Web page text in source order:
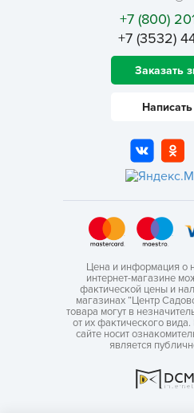
+7 (800)
+7 (3532)
Заказать
Цена и информация о
интернет-магазине
фактической цены и
магазинах “Центр
товара могут в
от их фактического
сайте носит
является